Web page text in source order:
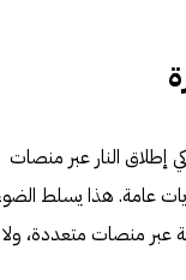
إطلاق النار عبر منصات
عامة. هذا يسلط
عبر منصات متعددة، ولا